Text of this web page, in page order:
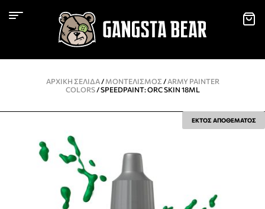
ΑΡΧΙΚΉ ΣΕΛΊΔΑ/ ΜΟΝΤΕΛΙΣΜΌΣ / ARMY PAINTER
COLORS/ SPEEDPAINT: ORC SKIN 18ML
ΕΚΤΟΣ ΑΠΟΘΕΜΑΤΟΣ